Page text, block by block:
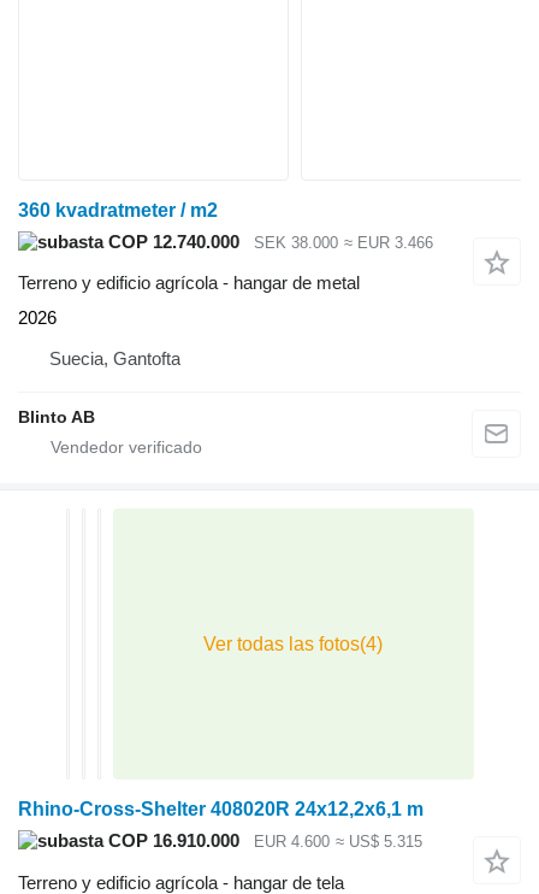
360 kvadratmeter / m2
COP 12.740.000
SEK 38.000 ≈ EUR 3.466
Terreno y edificio agrícola - hangar de metal
2026
Suecia, Gantofta
Blinto AB
Rhino-Cross-Shelter 408020R 24x12,2x6,1 m
COP 16.910.000
EUR 4.600 ≈ US$ 5.315
Terreno y edificio agrícola - hangar de tela